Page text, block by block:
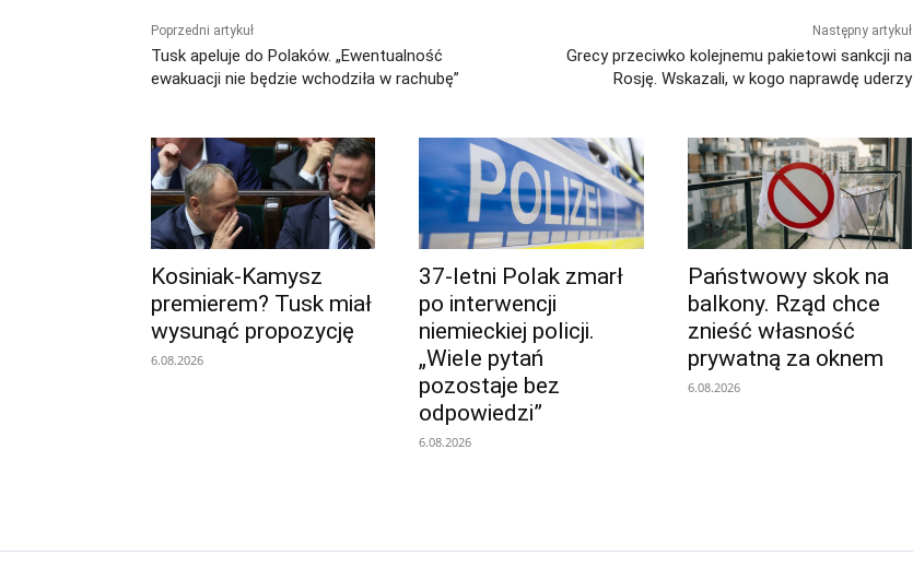
Poprzedni artykuł
Tusk apeluje do Polaków. „Ewentualność
ewakuacji nie będzie wchodziła w rachubę”
Następny artykuł
Grecy przeciwko kolejnemu pakietowi sankcji na
Rosję. Wskazali, w kogo naprawdę uderzy
Kosiniak-Kamysz
premierem? Tusk miał
wysunąć propozycję
6.08.2026
37-letni Polak zmarł
po interwencji
niemieckiej policji.
„Wiele pytań
pozostaje bez
odpowiedzi”
6.08.2026
Państwowy skok na
balkony. Rząd chce
znieść własność
prywatną za oknem
6.08.2026